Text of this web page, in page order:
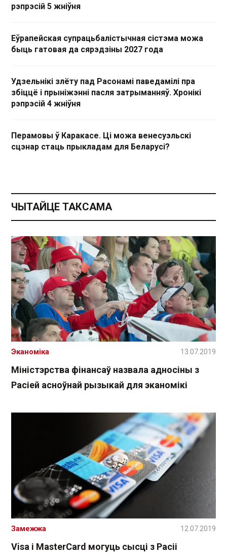
рэпрэсій 5 жніўня
Еўрапейская супрацьбалістычная сістэма можа
быць гатовая да сярэдзіны 2027 года
Удзельнікі злёту пад Расонамі паведамілі пра
збіццё і прыніжэнні пасля затрыманняў. Хронікі
рэпрэсій 4 жніўня
Перамовы ў Каракасе. Ці можа венесуэльскі
сцэнар стаць прыкладам для Беларусі?
ЧЫТАЙЦЕ ТАКСАМА
Міністэрства фінансаў назвала адносіны з
Расіей асноўнай рызыкай для эканомікі
Эканоміка 13.07.2019
Visa і MasterCard могуць сысці з Расіі
Замежжа 12.07.2019